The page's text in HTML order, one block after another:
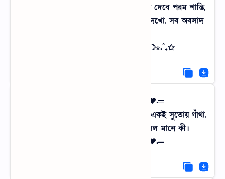
শহর তোমাকে হয়তো টাকা দেবে, কিন্তু গ্রাম দেবে পরম শান্তি,
একবার ওই কাশফুলের বনে হারিয়ে গিয়ে দেখো, সব অবসাদ
✩₊˚.⋆☾⋆⁺₊✧ ক্লান্তি মুক্তি ✧₊⁺⋆☽⋆.˚₊✩
═.♥.═════.♥.═════.♥.═
গ্রামের মাটির গন্ধ আর মায়ের হাতের আঁচল একই সুতোয় গাঁথা,
উভয়েই জানে নিঃস্বার্থ ভালোবাসার আসল মানে কী।
═.♥.═════.♥.═════.♥.═